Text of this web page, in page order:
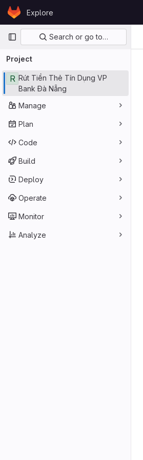
Skip to content
GitLabExplore
Primary navigation
Search or go to…
Project
R Rút Tiền Thẻ Tín Dụng VP
Bank Đà Nẵng
Manage
Plan
Code
Build
Deploy
Operate
Monitor
Analyze